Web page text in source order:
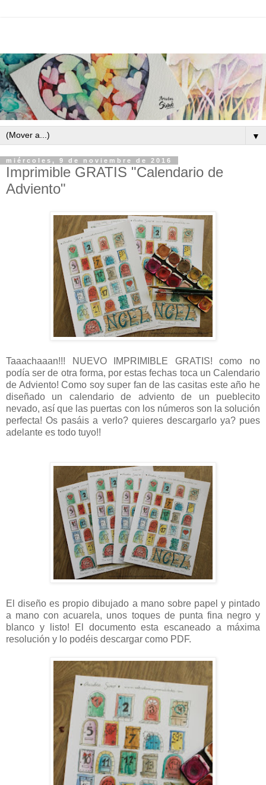
▼
miércoles, 9 de noviembre de 2016
Imprimible GRATIS "Calendario de
Adviento"
Taaachaaan!!! NUEVO IMPRIMIBLE GRATIS! como no
podía ser de otra forma, por estas fechas toca un Calendario
de Adviento! Como soy super fan de las casitas este año he
diseñado un calendario de adviento de un pueblecito
nevado, así que las puertas con los números son la solución
perfecta! Os pasáis a verlo? quieres descargarlo ya? pues
adelante es todo tuyo!!
El diseño es propio dibujado a mano sobre papel y pintado
a mano con acuarela, unos toques de punta fina negro y
blanco y listo! El documento esta escaneado a máxima
resolución y lo podéis descargar como PDF.